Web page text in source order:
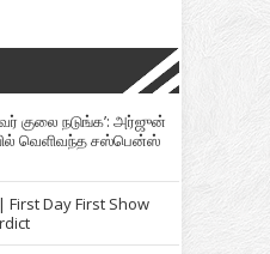
குலை நடுங்க’: அர்ஜுன்
வெளிவந்த சஸ்பென்ஸ்
Day First Show